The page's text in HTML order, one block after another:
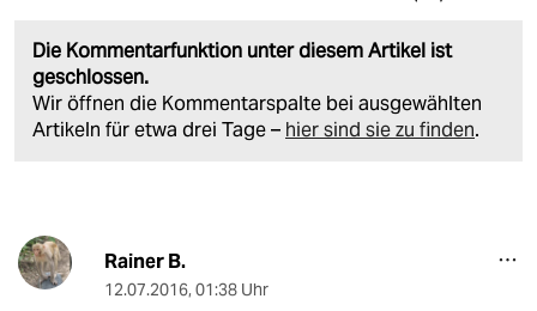
Die Kommentarfunktion unter diesem Artikel ist
geschlossen.
Wir öffnen die Kommentarspalte bei ausgewählten
Artikeln für etwa drei Tage – hier sind sie zu finden.
Rainer B.
12.07.2016, 01:38 Uhr